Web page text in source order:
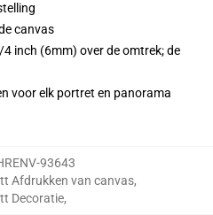
canvas
inch (6mm) over de omtrek; de
voor elk portret en panorama
93643
Afdrukken van canvas,
Decoratie,